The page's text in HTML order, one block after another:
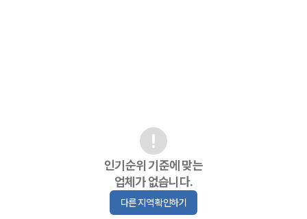
인기순위 기준에 맞는
업체가 없습니다.
다른 지역 확인하기